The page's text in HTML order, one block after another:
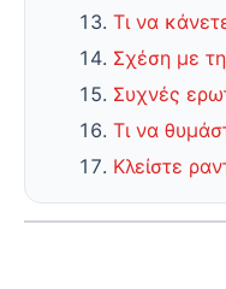
Τι να
Σχέση με
Συχνές
Τι να
Κλείστε